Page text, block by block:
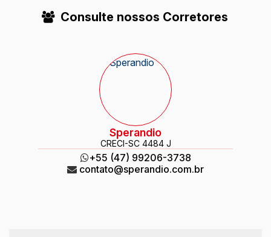
Consulte nossos Corretores
Sperandio
CRECI-SC 4484 J
+55 (47) 99206-3738
contato@sperandio.com.br